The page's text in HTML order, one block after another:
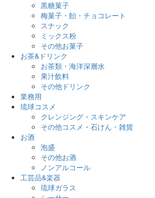
黒糖菓子
梅菓子・飴・チョコレート
スナック
ミックス粉
その他お菓子
お茶&ドリンク
お茶類・海洋深層水
果汁飲料
その他ドリンク
業務用
琉球コスメ
クレンジング・スキンケア
その他コスメ・石けん・雑貨
お酒
泡盛
その他お酒
ノンアルコール
工芸品&楽器
琉球ガラス